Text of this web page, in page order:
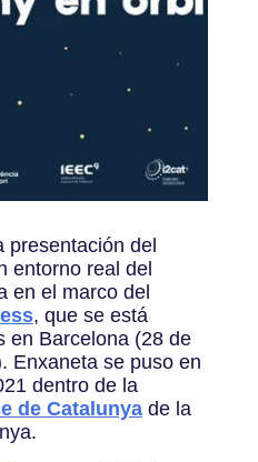
presentación del
entorno real del
en el marco del
, que se está
en Barcelona (28 de
Enxaneta se puso en
dentro de la
de Catalunyade la